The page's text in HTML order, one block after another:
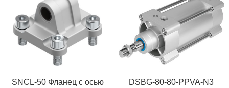
SNCL-50 Фланец с осью
DSBG-80-80-PPVA-N3